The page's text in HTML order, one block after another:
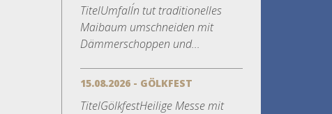
TitelUmfall´n tut traditionelles
Maibaum umschneiden mit
Dämmerschoppen und...
15.08.2026 - GÖLKFEST
TitelGölkfestHeilige Messe mit